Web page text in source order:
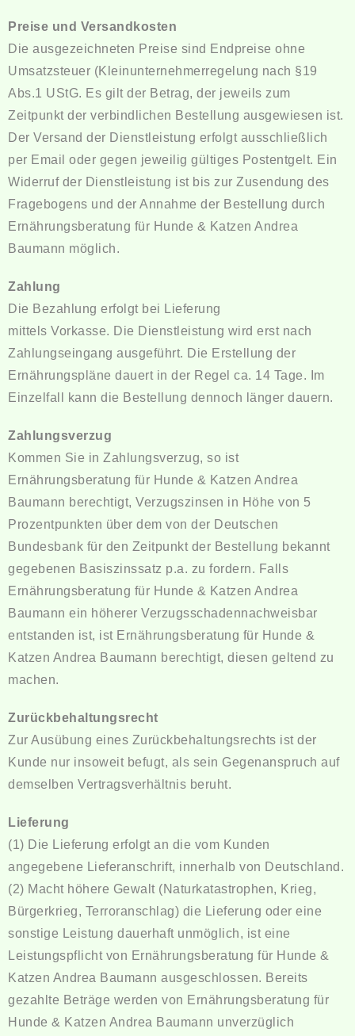
Preise und Versandkosten
Die ausgezeichneten Preise sind Endpreise ohne
Umsatzsteuer (Kleinunternehmerregelung nach §19
Abs.1 UStG. Es gilt der Betrag, der jeweils zum
Zeitpunkt der verbindlichen Bestellung ausgewiesen ist.
Der Versand der Dienstleistung erfolgt ausschließlich
per Email oder gegen jeweilig gültiges Postentgelt. Ein
Widerruf der Dienstleistung ist bis zur Zusendung des
Fragebogens und der Annahme der Bestellung durch
Ernährungsberatung für Hunde & Katzen Andrea
Baumann möglich.
Zahlung
Die Bezahlung erfolgt bei Lieferung
mittels Vorkasse. Die Dienstleistung wird erst nach
Zahlungseingang ausgeführt. Die Erstellung der
Ernährungspläne dauert in der Regel ca. 14 Tage. Im
Einzelfall kann die Bestellung dennoch länger dauern.
Zahlungsverzug
Kommen Sie in Zahlungsverzug, so ist
Ernährungsberatung für Hunde & Katzen Andrea
Baumann berechtigt, Verzugszinsen in Höhe von 5
Prozentpunkten über dem von der Deutschen
Bundesbank für den Zeitpunkt der Bestellung bekannt
gegebenen Basiszinssatz p.a. zu fordern. Falls
Ernährungsberatung für Hunde & Katzen Andrea
Baumann ein höherer Verzugsschadennachweisbar
entstanden ist, ist Ernährungsberatung für Hunde &
Katzen Andrea Baumann berechtigt, diesen geltend zu
machen.
Zurückbehaltungsrecht
Zur Ausübung eines Zurückbehaltungsrechts ist der
Kunde nur insoweit befugt, als sein Gegenanspruch auf
demselben Vertragsverhältnis beruht.
Lieferung
(1) Die Lieferung erfolgt an die vom Kunden
angegebene Lieferanschrift, innerhalb von Deutschland.
(2) Macht höhere Gewalt (Naturkatastrophen, Krieg,
Bürgerkrieg, Terroranschlag) die Lieferung oder eine
sonstige Leistung dauerhaft unmöglich, ist eine
Leistungspflicht von Ernährungsberatung für Hunde &
Katzen Andrea Baumann ausgeschlossen. Bereits
gezahlte Beträge werden von Ernährungsberatung für
Hunde & Katzen Andrea Baumann unverzüglich